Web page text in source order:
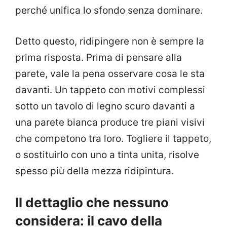
perché unifica lo sfondo senza dominare.
Detto questo, ridipingere non è sempre la
prima risposta. Prima di pensare alla
parete, vale la pena osservare cosa le sta
davanti. Un tappeto con motivi complessi
sotto un tavolo di legno scuro davanti a
una parete bianca produce tre piani visivi
che competono tra loro. Togliere il tappeto,
o sostituirlo con uno a tinta unita, risolve
spesso più della mezza ridipintura.
Il dettaglio che nessuno
considera: il cavo della